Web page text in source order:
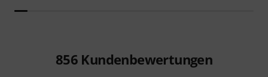
856 Kundenbewertungen